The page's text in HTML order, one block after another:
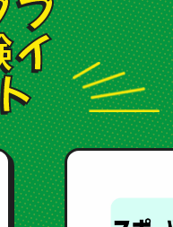
へ
プライバシーポリシー
イ